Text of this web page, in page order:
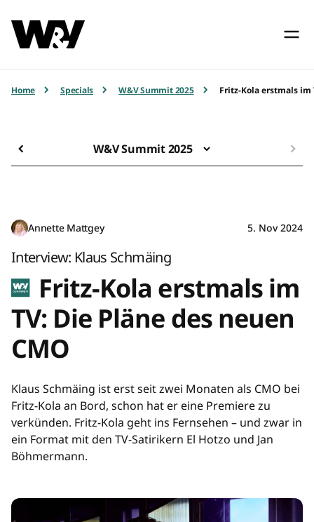
Home Specials W&V Summit 2025 Fritz-Kola erstmals im
W&V Summit 2025
Annette Mattgey 5. Nov 2024
Interview: Klaus Schmäing
Fritz-Kola erstmals im
TV: Die Pläne des neuen
CMO
Klaus Schmäing ist erst seit zwei Monaten als CMO bei
Fritz-Kola an Bord, schon hat er eine Premiere zu
verkünden. Fritz-Kola geht ins Fernsehen – und zwar in
ein Format mit den TV-Satirikern El Hotzo und Jan
Böhmermann.